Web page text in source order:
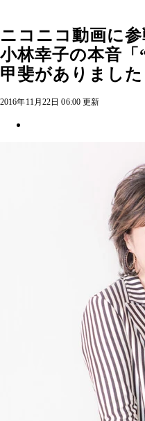
ニコニコ動画に
小林幸子の本音
甲斐がありました
2016年11月22日 06:00 更新